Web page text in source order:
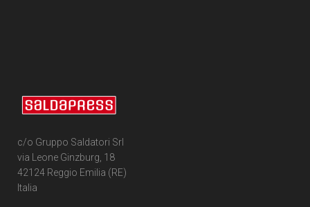
c/o Gruppo Saldatori Srl
via Leone Ginzburg, 18
42124 Reggio Emilia (RE)
Italia